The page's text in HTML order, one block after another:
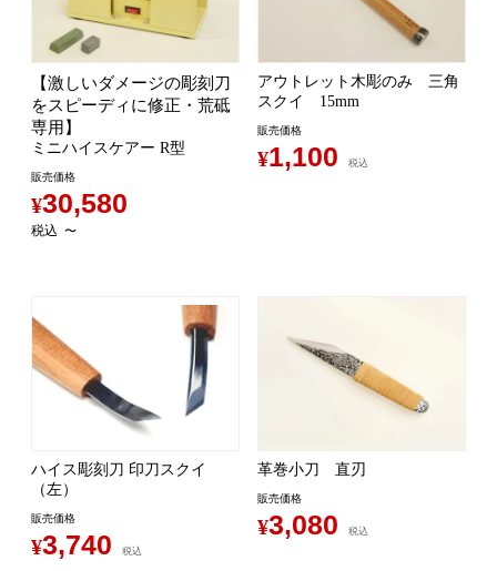
【激しいダメージの彫刻刀
をスピーディに修正・荒砥
専用】
ミニハイスケアー R型
販売価格
¥30,580
税込 〜
アウトレット木彫のみ 三角
スクイ 15mm
販売価格
¥1,100 税込
ハイス彫刻刀 印刀スクイ
（左）
販売価格
¥3,740 税込
革巻小刀 直刃
販売価格
¥3,080 税込